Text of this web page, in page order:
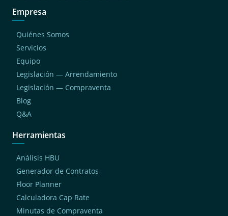
Empresa
Quiénes Somos
Servicios
Equipo
Legislación — Arrendamiento
Legislación — Compraventa
Blog
Q&A
Herramientas
Análisis HBU
Generador de Contratos
Floor Planner
Calculadora Cap Rate
Minutas de Compraventa